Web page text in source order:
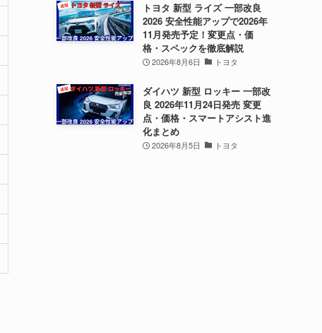
トヨタ 新型 ライズ 一部改良
2026 安全性能アップで2026年
11月発売予定！変更点・価
格・スペックを徹底解説
2026年8月6日 トヨタ
ダイハツ 新型 ロッキー 一部改
良 2026年11月24日発売 変更
点・価格・スマートアシスト進
化まとめ
2026年8月5日 トヨタ